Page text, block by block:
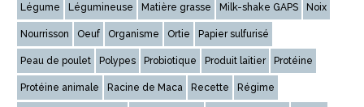
Légume Légumineuse Matière grasse Milk-shake GAPS Noix
Nourrisson Oeuf Organisme Ortie Papier sulfurisé
Peau de poulet Polypes Probiotique Produit laitier Protéine
Protéine animale Racine de Maca Recette Régime